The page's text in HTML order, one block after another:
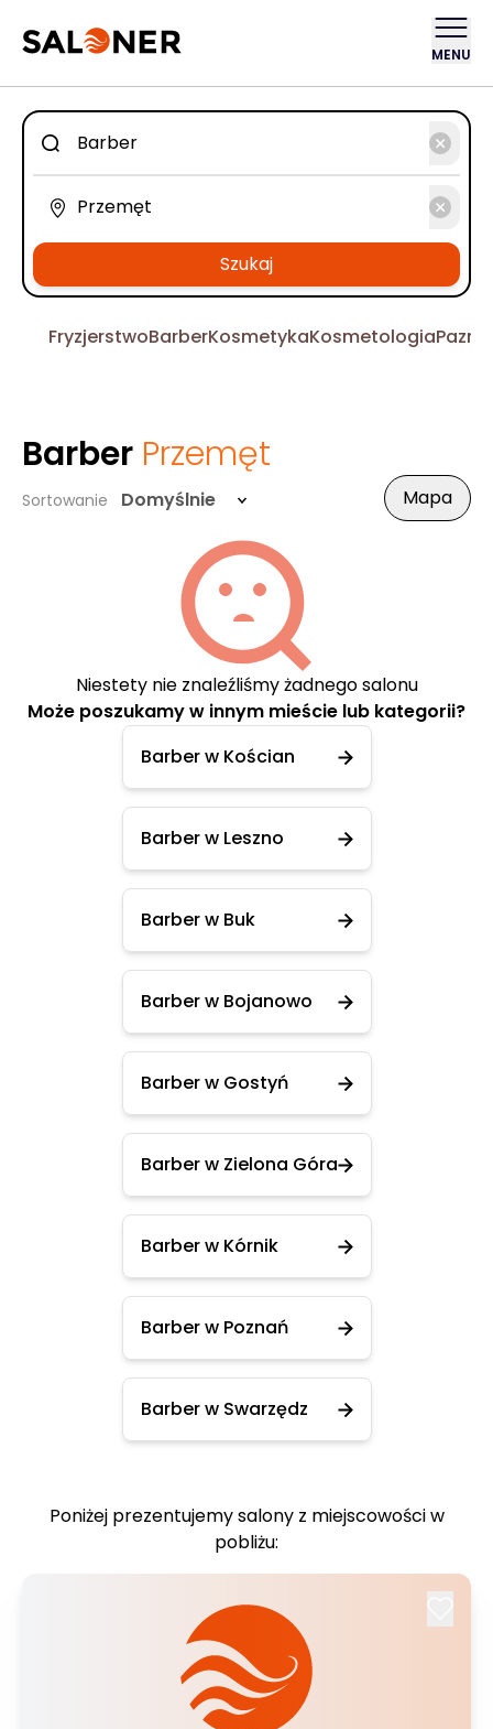
MENU
Szukaj
FryzjerstwoBarberKosmetykaKosmetologia
Barber Przemęt
Sortowanie Domyślnie Mapa
Niestety nie znaleźliśmy żadnego salonu
Może poszukamy w innym mieście lub kategorii?
Barber w Kościan
Barber w Leszno
Barber w Buk
Barber w Bojanowo
Barber w Gostyń
Barber w Zielona Góra
Barber w Kórnik
Barber w Poznań
Barber w Swarzędz
Poniżej prezentujemy salony z miejscowości w
pobliżu: